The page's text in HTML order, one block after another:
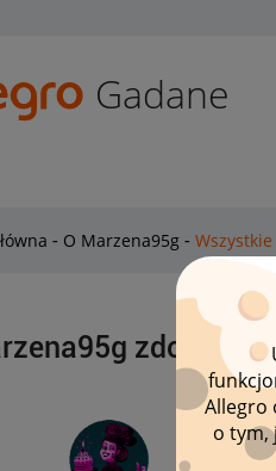
Allegro
o tym,
Gadane
O Marzena95g
zdobył 1